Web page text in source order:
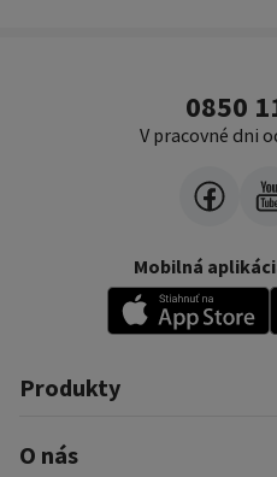
0850
V pracovné dni
Mobilná
Produkty
Pôžičky
Financovanie podnikateľov
O nás